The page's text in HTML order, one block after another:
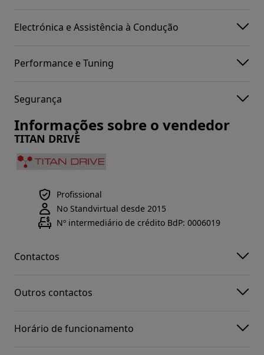
Electrónica e Assistência à Condução
Performance e Tuning
Segurança
Informações sobre o vendedor
TITAN DRIVE
Profissional
No Standvirtual desde 2015
Nº intermediário de crédito BdP: 0006019
Contactos
Outros contactos
Horário de funcionamento